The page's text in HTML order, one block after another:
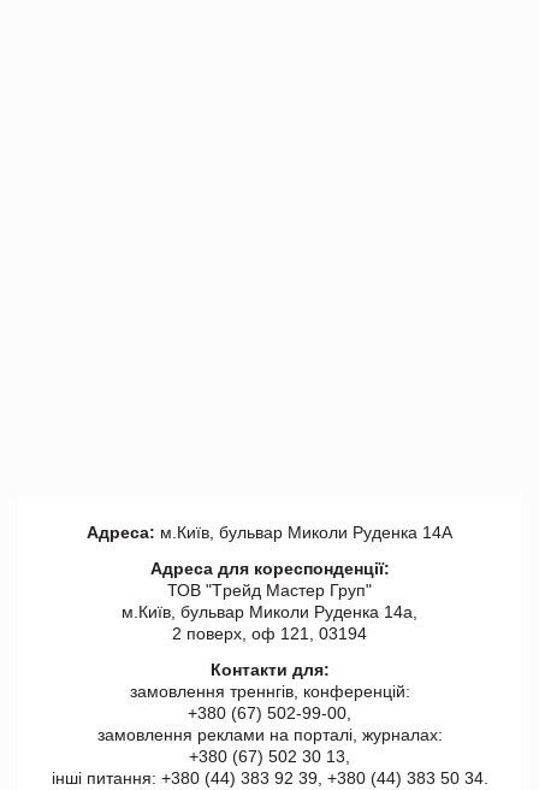
Адреса: м.Київ, бульвар Миколи Руденка 14А
Адреса для кореспонденції:
ТОВ "Tрейд Мастер Груп"
м.Київ, бульвар Миколи Руденка 14а,
2 поверх, оф 121, 03194
Контакти для:
замовлення треннгів, конференцій:
+380 (67) 502-99-00,
замовлення реклами на порталі, журналах:
+380 (67) 502 30 13,
інші питання: +380 (44) 383 92 39, +380 (44) 383 50 34.